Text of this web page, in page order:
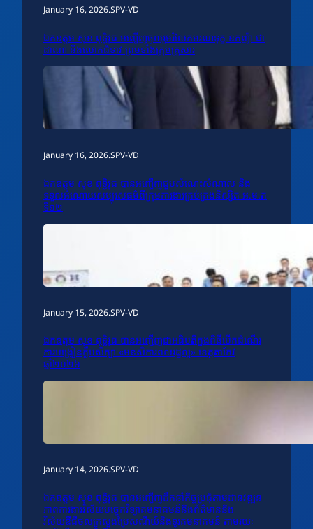
January 16, 2026.SPV-VD
ឯកឧត្តម សុខ ពុទ្ធិវុធ អញ្ជើញចូលរួមរំលែកមរណទុក្ខ ឧកញ៉ា ជា
ដាណា និងលោកជំទាវ ព្រមទាំងក្រុមគ្រួសារ
January 16, 2026.SPV-VD
ឯកឧត្តម សុខ ពុទ្ធិវុធ បានអញ្ជើញជួបសំណេះសំណាល និង
ទទួលអំណោយសប្បុរសធម៌ពីក្រុមការងារគ្រប់គ្រងនិស្សិត អ.ម.ត
ទី១២
January 15, 2026.SPV-VD
ឯកឧត្តម សុខ ពុទ្ធិវុធ បានអញ្ជើញជាអធិបតីក្នុងពិធីបើកដំណើរ
ការបង្រៀនក្លឹបសិក្សា «មនសិការពលរដ្ឋល្អ» ខេត្តតាកែវ
ឆ្នាំ២០២៦
January 14, 2026.SPV-VD
ឯកឧត្តម សុខ ពុទ្ធិវុធ បានអញ្ជើញដឹកនាំកិច្ចប្រជុំតាមដានវឌ្ឍន
ភាពការងារវិស័យបច្ចេកវិទ្យាគមនាគមន៍និងព័ត៌មាននិង
វិស័យឌីជីថលក្រសួងប្រៃសណីយ៍និងទូរគមនាគមន៍ តាមរយៈ